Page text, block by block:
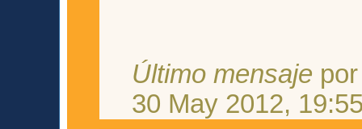
Último mensaje
30 May 2012,